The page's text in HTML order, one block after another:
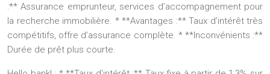
:** Assurance emprunteur, services d’accompagnement pour
la recherche immobilière. * **Avantages :** Taux d’intérêt très
compétitifs, offre d’assurance complète. * **Inconvénients :**
Durée de prêt plus courte.